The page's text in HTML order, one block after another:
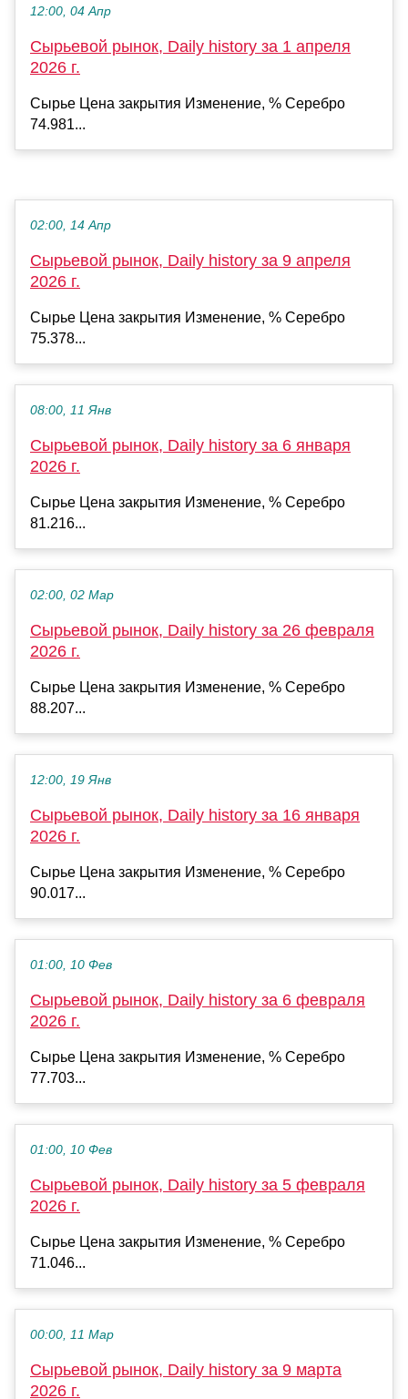
12:00, 04 Апр
Сырьевой рынок, Daily history за 1 апреля
2026 г.
Сырье Цена закрытия Изменение, % Серебро
74.981...
02:00, 14 Апр
Сырьевой рынок, Daily history за 9 апреля
2026 г.
Сырье Цена закрытия Изменение, % Серебро
75.378...
08:00, 11 Янв
Сырьевой рынок, Daily history за 6 января
2026 г.
Сырье Цена закрытия Изменение, % Серебро
81.216...
02:00, 02 Мар
Сырьевой рынок, Daily history за 26 февраля
2026 г.
Сырье Цена закрытия Изменение, % Серебро
88.207...
12:00, 19 Янв
Сырьевой рынок, Daily history за 16 января
2026 г.
Сырье Цена закрытия Изменение, % Серебро
90.017...
01:00, 10 Фев
Сырьевой рынок, Daily history за 6 февраля
2026 г.
Сырье Цена закрытия Изменение, % Серебро
77.703...
01:00, 10 Фев
Сырьевой рынок, Daily history за 5 февраля
2026 г.
Сырье Цена закрытия Изменение, % Серебро
71.046...
00:00, 11 Мар
Сырьевой рынок, Daily history за 9 марта
2026 г.